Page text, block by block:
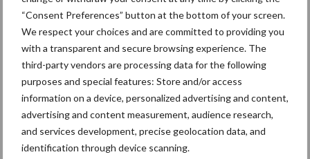
“Consent Preferences” button at the bottom of your screen.
We respect your choices and are committed to providing you
with a transparent and secure browsing experience. The
third-party vendors are processing data for the following
purposes and special features: Store and/or access
information on a device, personalized advertising and content,
advertising and content measurement, audience research,
and services development, precise geolocation data, and
identification through device scanning.
Primaire
Sidebar
Recent nieuws Partner nieuws
7 aug
Britse varkenssector vreest
afzetcrisis in het najaar